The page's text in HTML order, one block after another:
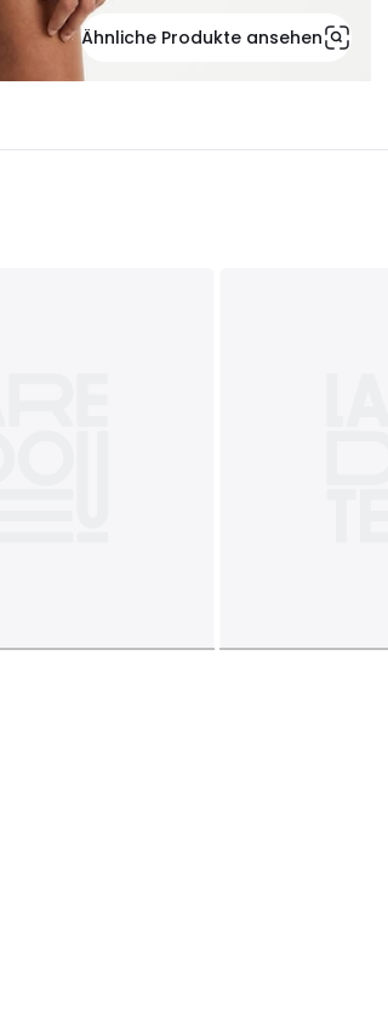
Ähnliche Produkte ansehen